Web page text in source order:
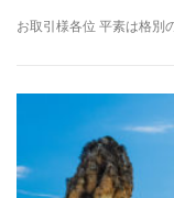
お取引様各位 平素は格別